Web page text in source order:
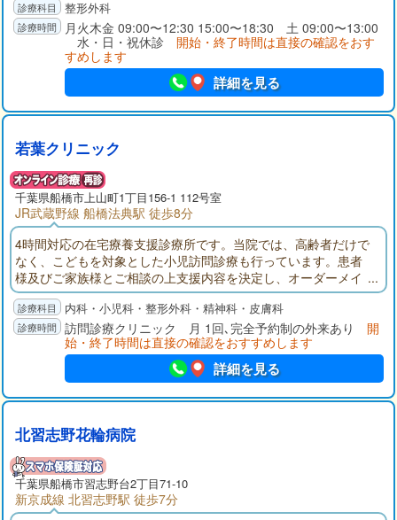
整形外科
月火木金 09:00〜12:30 15:00〜18:30 土 09:00〜13:00
水・日・祝休診 開始・終了時間は直接の確認をおす
すめします
詳細を見る
若葉クリニック
千葉県船橋市上山町1丁目156-1 112号室
JR武蔵野線 船橋法典駅 徒歩8分
4時間対応の在宅療養支援診療所です。当院では、高齢者だけで
なく、こどもを対象とした小児訪問診療も行っています。患者
様及びご家族様とご相談の上支援内容を決定し、オーダーメイ
ド型の在宅医療を行います。投薬・点滴の管理など、在宅で安
全な範囲で行える医療行為は全て可能です。。
内科・小児科・整形外科・精神科・皮膚科
訪問診療クリニック 月 1回､完全予約制の外来あり 開
始・終了時間は直接の確認をおすすめします
詳細を見る
北習志野花輪病院
千葉県船橋市習志野台2丁目71-10
新京成線 北習志野駅 徒歩7分